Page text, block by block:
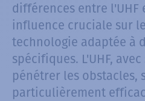
différences entre l'UHF
influence cruciale sur
technologie adaptée à
spécifiques. L'UHF,
pénétrer les obstacles,
particulièrement